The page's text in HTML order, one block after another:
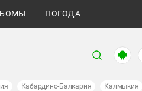
ПОГОДА
Кабардино-Балкария Калмыкия